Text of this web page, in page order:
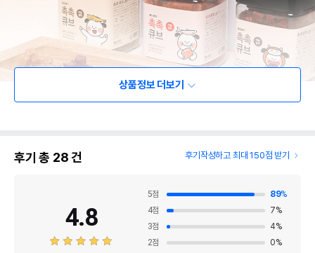
상품정보 더보기
후기 총 28건 후기작성하고 최대 150점 받기
4.8
5점 89%
4점 7%
3점 4%
2점 0%